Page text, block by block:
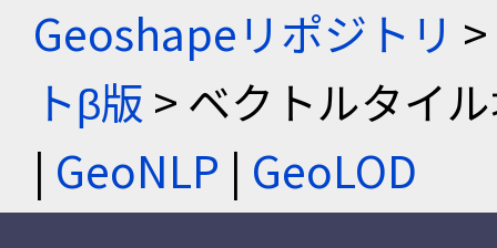
Geoshapeリポジトリ >
トβ版 > ベクトルタイ
| GeoNLP | GeoLOD